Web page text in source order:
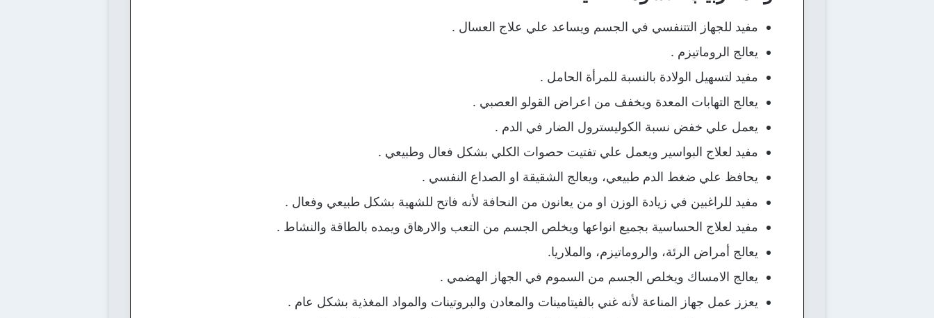
مفيد للجهاز التتنفسي في الجسم ويساعد علي علاج العسال .
يعالج الروماتيزم .
مفيد لتسهيل الولادة بالنسبة للمرأة الحامل .
يعالج التهابات المعدة ويخفف من اعراض القولو العصبي .
يعمل علي خفض نسبة الكوليسترول الضار في الدم .
مفيد لعلاج البواسير ويعمل علي تفتيت حصوات الكلي بشكل فعال وطبيعي .
يحافظ علي ضغط الدم طبيعي، ويعالج الشقيقة او الصداع النفسي .
مفيد للراغبين في زيادة الوزن او من يعانون من النحافة لأنه فاتح للشهية بشكل طبيعي وفعال .
مفيد لعلاج الحساسية بجميع انواعها ويخلص الجسم من التعب والارهاق ويمده بالطاقة والنشاط .
يعالج أمراض الرئة، والروماتيزم، والملاريا.
يعالج الامساك ويخلص الجسم من السموم في الجهاز الهضمي .
يعزز عمل جهاز المناعة لأنه غني بالفيتامينات والمعادن والبروتينات والمواد المغذية بشكل عام .